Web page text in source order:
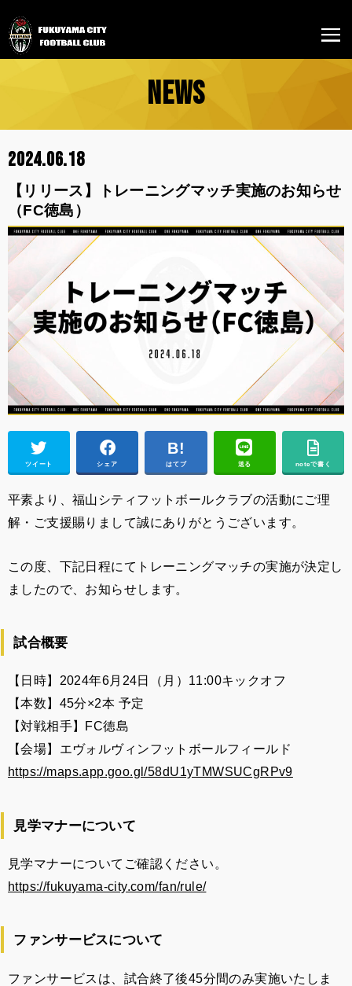
NEWS
2024.06.18
【リリース】トレーニングマッチ実施のお知らせ
（FC徳島）
ツイート シェア はてブ 送る noteで書く
平素より、福山シティフットボールクラブの活動にご理
解・ご支援賜りまして誠にありがとうございます。
この度、下記日程にてトレーニングマッチの実施が決定し
ましたので、お知らせします。
試合概要ㅤㅤㅤㅤㅤㅤㅤㅤㅤㅤㅤ
【日時】2024年6月24日（月） 11:00キックオフ
【本数】45分×2本 予定
【対戦相手】FC徳島
【会場】エヴォルヴィンフットボールフィールド
https://maps.app.goo.gl/58dU1yTMWSUCgRPv9
見学マナーについて
見学マナーについてご確認ください。
https://fukuyama-city.com/fan/rule/
ファンサービスについて
ファンサービスは、試合終了後45分間のみ実施いたしま